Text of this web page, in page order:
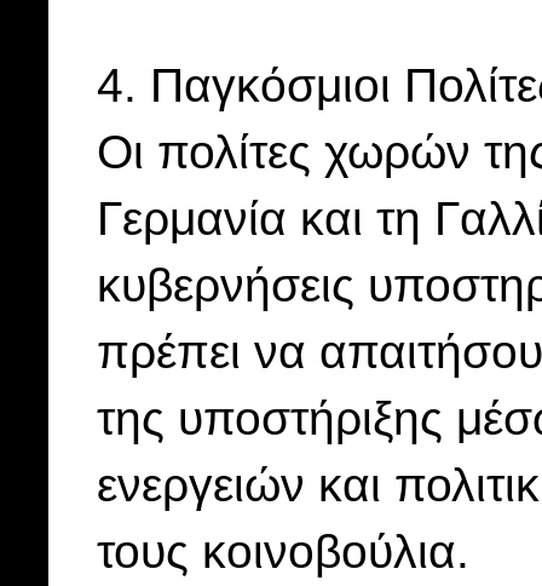
4. Παγκόσμιοι
Οι πολίτες χωρών
Γερμανία και τη
κυβερνήσεις
πρέπει να
της υποστήριξης
ενεργειών και
τους κοινοβούλια.